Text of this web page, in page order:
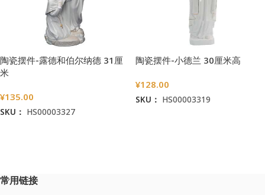
陶瓷摆件-露德和伯尔纳德 31厘
米
¥135.00
SKU： HS00003327
陶瓷摆件-小德兰 30厘米高
¥128.00
SKU： HS00003319
常用链接